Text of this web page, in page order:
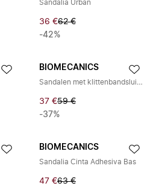
Sandalia Urban
36 €62 €
-42%
BIOMECANICS
Sandalen met klittenbandsluiting
37 €59 €
-37%
BIOMECANICS
Sandalia Cinta Adhesiva Bas
47 €63 €